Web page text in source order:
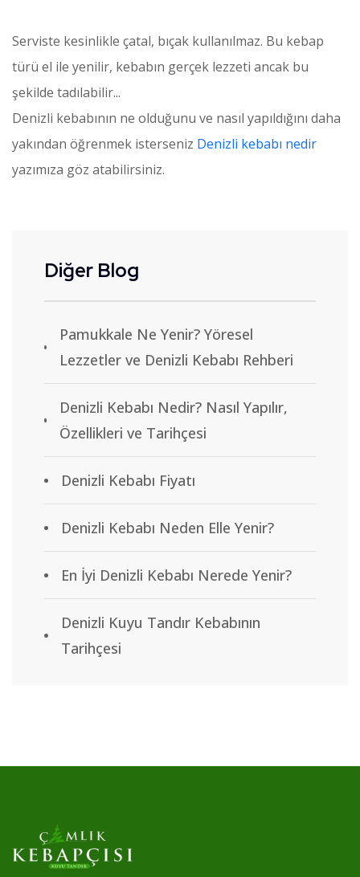
Serviste kesinlikle çatal, bıçak kullanılmaz. Bu kebap
türü el ile yenilir, kebabın gerçek lezzeti ancak bu
şekilde tadılabilir...
Denizli kebabının ne olduğunu ve nasıl yapıldığını daha
yakından öğrenmek isterseniz Denizli kebabı nedir
yazımıza göz atabilirsiniz.
Diğer Blog
Pamukkale Ne Yenir? Yöresel
Lezzetler ve Denizli Kebabı Rehberi
Denizli Kebabı Nedir? Nasıl Yapılır,
Özellikleri ve Tarihçesi
Denizli Kebabı Fiyatı
Denizli Kebabı Neden Elle Yenir?
En İyi Denizli Kebabı Nerede Yenir?
Denizli Kuyu Tandır Kebabının
Tarihçesi